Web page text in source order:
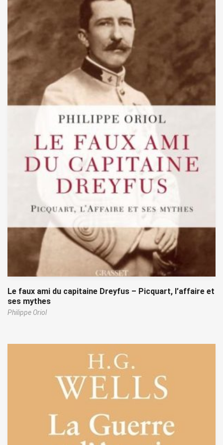
Le faux ami du capitaine Dreyfus – Picquart, l’affaire et
ses mythes
Philippe Oriol